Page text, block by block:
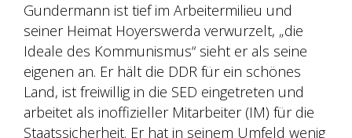
Gundermann ist tief im Arbeitermilieu und
seiner Heimat Hoyerswerda verwurzelt, „die
Ideale des Kommunismus“ sieht er als seine
eigenen an. Er hält die DDR für ein schönes
Land, ist freiwillig in die SED eingetreten und
arbeitet als inoffizieller Mitarbeiter (IM) für die
Staatssicherheit. Er hat in seinem Umfeld wenig